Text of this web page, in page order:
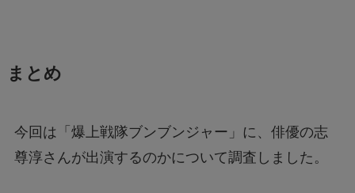
まとめ
今回は「爆上戦隊ブンブンジャー」に、俳優の志
尊淳さんが出演するのかについて調査しました。